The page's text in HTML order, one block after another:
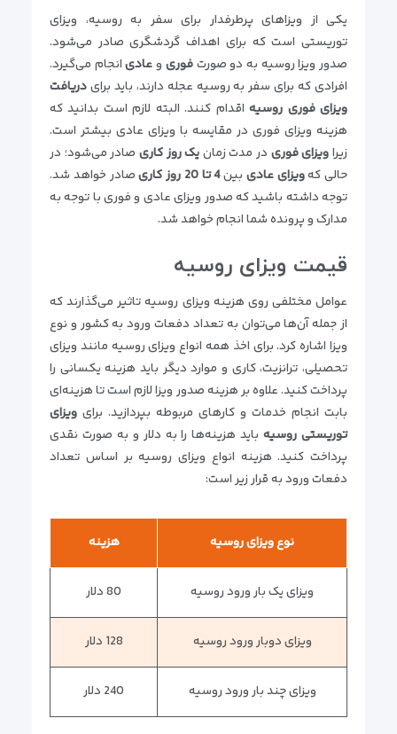
یکی از ویزاهای پرطرفدار برای سفر به روسیه، ویزای
توریستی است که برای اهداف گردشگری صادر می‌شود.
صدور ویزا روسیه به دو صورتفوری وعادیانجام می‌گیرد.
افرادی که برای سفر به روسیه عجله دارند، باید برایدریافت
ویزای فوری روسیهاقدام کنند. البته لازم است بدانید که
هزینه ویزای فوری در مقایسه با ویزای عادی بیشتر است.
زیراویزای فوری در مدت زمانیک روز کاری صادر می‌شود؛ در
حالی کهویزای عادی بین4 تا 20 روز کاری
صادر خواهد شد.
توجه داشته باشید که صدور ویزای عادی و فوری با توجه به
مدارک و پرونده شما انجام خواهد شد.
قیمت ویزای روسیه
عوامل مختلفی روی هزینه ویزای روسیه تاثیر می‌گذارند که
از جمله آن‌ها می‌توان به تعداد دفعات ورود به کشور و نوع
ویزا اشاره کرد. برای اخذ همه انواع ویزای روسیه مانند ویزای
تحصیلی، ترانزیت، کاری و موارد دیگر باید هزینه یکسانی را
پرداخت کنید. علاوه بر هزینه صدور ویزا لازم است تا هزینه‌ای
بابت انجام خدمات و کارهای مربوطه بپردازید. برای ویزای
توریستی روسیهباید هزینه‌ها را به دلار و به صورت نقدی
پرداخت کنید. هزینه انواع ویزای روسیه بر اساس تعداد
دفعات ورود به قرار زیر است:
نوع ویزای روسیه هزینه
ویزای یک بار ورود روسیه 80 دلار
ویزای دوبار ورود روسیه 128 دلار
ویزای چند بار ورود روسیه 240 دلار